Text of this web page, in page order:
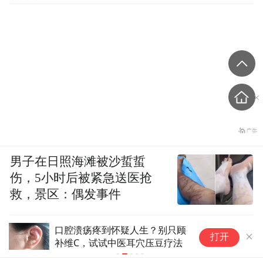
口腔溃疡疼到怀疑人生？别只顾
补维C，试试中医耳穴压豆疗法
线
打开
男子在日照海滩被沙蜇蜇
伤，5小时后被紧急送医抢
救，景区：偶发事件